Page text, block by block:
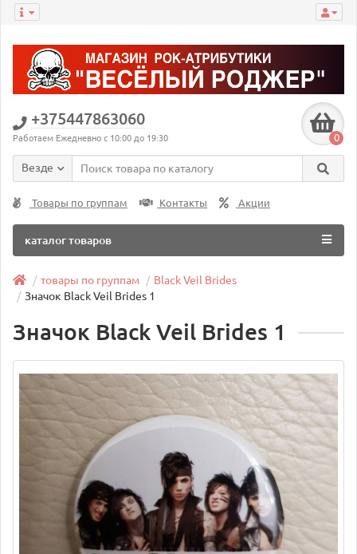
+375447863060
Работаем Ежедневно с 10:00 до 19:30 0
Везде
Товары по группам Контакты Акции
каталог товаров
товары по группам
Black Veil Brides
Значок Black Veil Brides 1
Значок Black Veil Brides 1